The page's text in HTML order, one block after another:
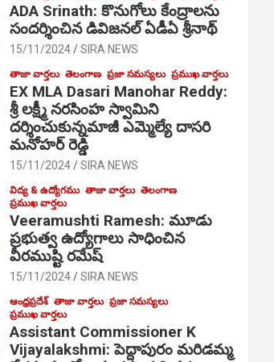
ADA Srinath: కొనుగోలు కేంద్రాల‌ను
సంద‌ర్శించిన డివిజనల్ ఏడీఏ శ్రీనాథ్
15/11/2024 SIRA NEWS
తాజా వార్తలు తెలంగాణ ప్రజా సమస్యలు ప్రముఖ వార్తలు
EX MLA Dasari Manohar Reddy:
శ్రీ లక్ష్మీ నరసింహ స్వామిని
దర్శించుకున్నమాజీ ఎమ్మెల్యే దాసరి
మనోహర్ రెడ్డి
15/11/2024 SIRA NEWS
విద్య & ఉద్యోగము తాజా వార్తలు తెలంగాణ
ప్రముఖ వార్తలు
Veeramushti Ramesh: మూడు
ప్రభుత్వ ఉద్యోగాలు సాధించిన
వీరముష్టి రమేష్
15/11/2024 SIRA NEWS
ఆంధ్రప్రదేశ్ తాజా వార్తలు ప్రజా సమస్యలు
ప్రముఖ వార్తలు
Assistant Commissioner K
Vijayalakshmi: పెద్దాపురం మరిడమ్మ